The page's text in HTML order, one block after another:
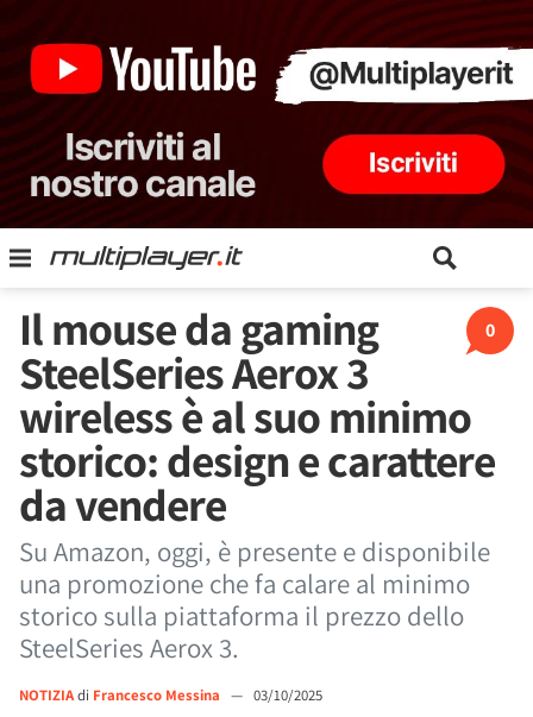
0
Il mouse da gaming
SteelSeries Aerox 3
wireless è al suo minimo
storico: design e carattere
da vendere
Su Amazon, oggi, è presente e disponibile
una promozione che fa calare al minimo
storico sulla piattaforma il prezzo dello
SteelSeries Aerox 3.
NOTIZIAdi Francesco Messina — 03/10/2025